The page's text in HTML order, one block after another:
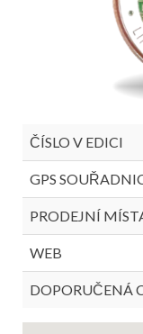
ČÍSLO V EDICI
GPS
PRODEJNÍ
WEB
DOPORUČENÁ